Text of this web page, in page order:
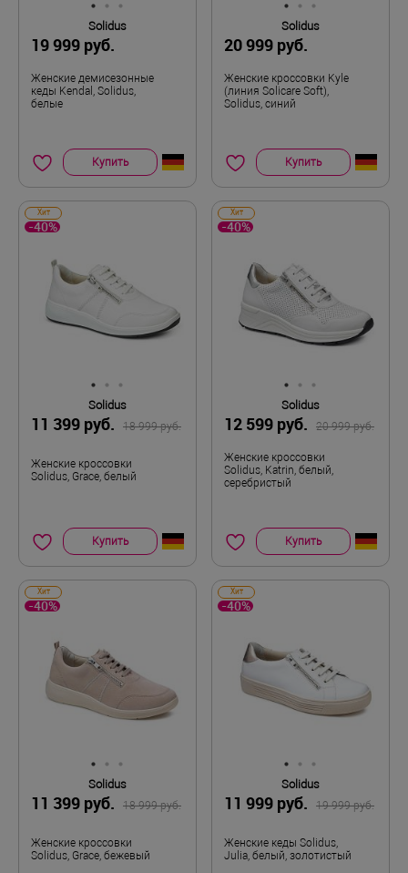
Solidus
19 999 руб.
Женские демисезонные
кеды Kendal, Solidus,
белые
Купить
Solidus
20 999 руб.
Женские кроссовки Kyle
(линия Solicare Soft),
Solidus, синий
Купить
Хит
-40%
Solidus
11 399 руб. 18 999 руб.
Женские кроссовки
Solidus, Grace, белый
Купить
Хит
-40%
Solidus
12 599 руб. 20 999 руб.
Женские кроссовки
Solidus, Katrin, белый,
серебристый
Купить
Хит
-40%
Solidus
11 399 руб. 18 999 руб.
Женские кроссовки
Solidus, Grace, бежевый
Хит
-40%
Solidus
11 999 руб. 19 999 руб.
Женские кеды Solidus,
Julia, белый, золотистый